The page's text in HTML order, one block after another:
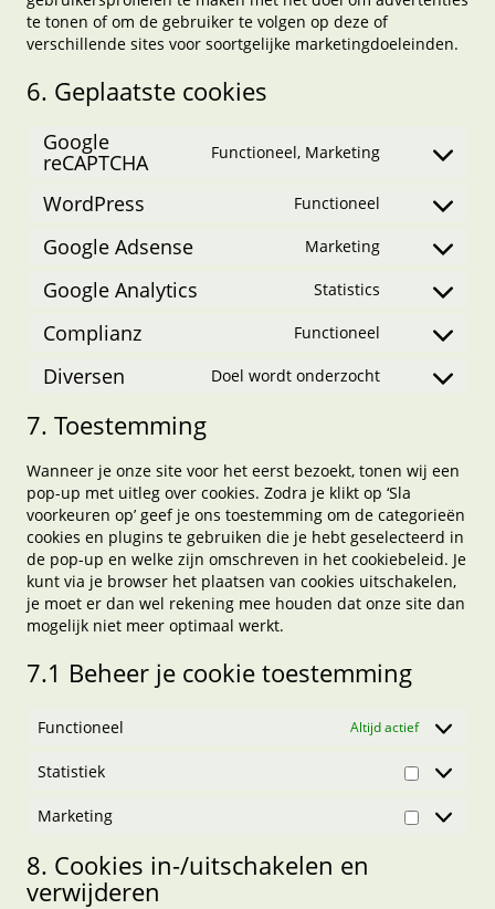
te tonen of om de gebruiker te volgen op deze of
verschillende sites voor soortgelijke marketingdoeleinden.
6. Geplaatste cookies
Google
reCAPTCHA Functioneel, Marketing
Consent
service
recaptcha
WordPress Functioneel
Consent
service
Google Adsense Marketing
Consent
service
adsense
Google Analytics Statistics
Consent
service
analytics
Complianz Functioneel
Consent
service
Diversen Doel wordt onderzocht
Consent
7. Toestemming
Wanneer je onze site voor het eerst bezoekt, tonen wij een
pop-up met uitleg over cookies. Zodra je klikt op ‘Sla
voorkeuren op’ geef je ons toestemming om de categorieën
cookies en plugins te gebruiken die je hebt geselecteerd in
de pop-up en welke zijn omschreven in het cookiebeleid. Je
kunt via je browser het plaatsen van cookies uitschakelen,
je moet er dan wel rekening mee houden dat onze site dan
mogelijk niet meer optimaal werkt.
7.1 Beheer je cookie toestemming
Functioneel Altijd actief
Statistiek
Statistiek
Marketing
Marketing
8. Cookies in-/uitschakelen en
verwijderen